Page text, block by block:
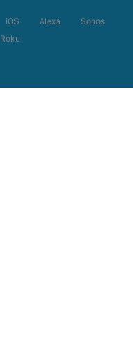
iOS Alexa
Sonos
Roku